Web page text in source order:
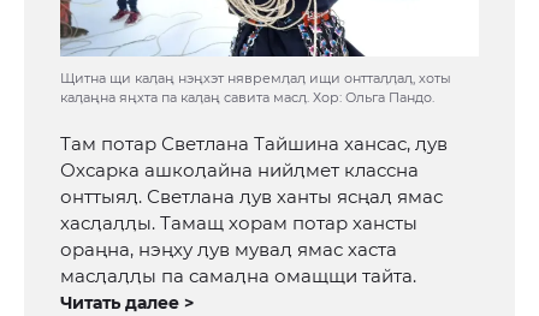
Щитна щи каӆаң нэңхэт нявремӆаӆ ищи онттаӆӆаӆ, хоты
каӆаңна яңхта па каӆаң савита масӆ. Хор: Ольга Пандо.
Там потар Светлана Тайшина хансас, ӆув
Охсарка ашкоӆайна нийӆмет классна
онттыяӆ. Светлана ӆув ханты ясңаӆ ямас
хасӆаӆӆы. Тамащ хорам потар хансты
ораңна, нэңху ӆув муваӆ ямас хаста
масӆаӆӆы па самаӆна омащщи тайта.
Читать далее >